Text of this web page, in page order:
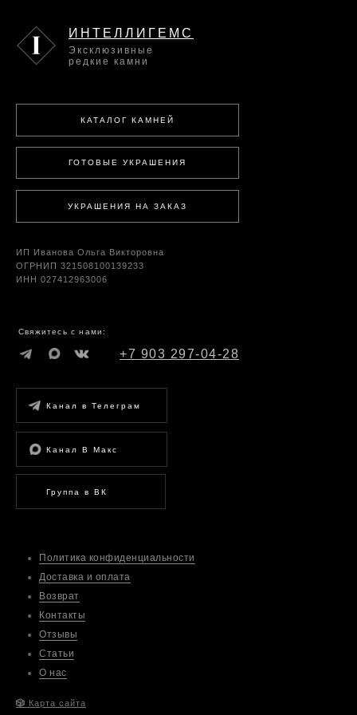
КАТАЛОГ КАМНЕЙ
УКРАШЕНИЯ НА ЗАКАЗ
ГОТОВЫЕ УКРАШЕНИЯ
Эксклюзивные
редкие камни
ИНТЕЛЛИГЕМС
Политика конфиденциальности
Доставка и оплата
Возврат
Контакты
Отзывы
Статьи
О нас
+7 903 297-04-28
Канал В Макс
Группа в ВК
Канал в Телеграм
Свяжитесь с нами:
🎲 Карта сайта
ИП Иванова Ольга Викторовна
ОГРНИП 321508100139233
ИНН 027412963006